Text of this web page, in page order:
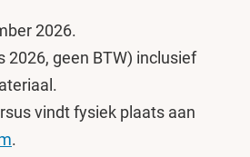
2026.
2026, geen BTW) inclusief
vindt fysiek plaats aan
.